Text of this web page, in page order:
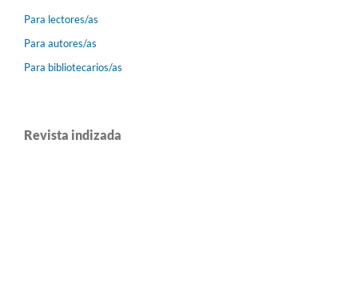
Para lectores/as
Para autores/as
Para bibliotecarios/as
Revista indizada